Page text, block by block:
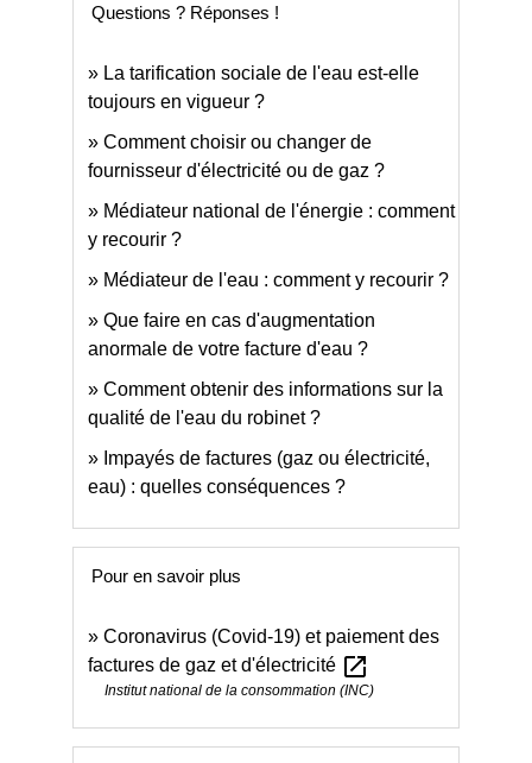
Questions ? Réponses !
La tarification sociale de l'eau est-elle
toujours en vigueur ?
Comment choisir ou changer de
fournisseur d'électricité ou de gaz ?
Médiateur national de l'énergie : comment
y recourir ?
Médiateur de l'eau : comment y recourir ?
Que faire en cas d'augmentation
anormale de votre facture d'eau ?
Comment obtenir des informations sur la
qualité de l'eau du robinet ?
Impayés de factures (gaz ou électricité,
eau) : quelles conséquences ?
Pour en savoir plus
Coronavirus (Covid-19) et paiement des
factures de gaz et d'électricité open_in_new
Institut national de la consommation (INC)